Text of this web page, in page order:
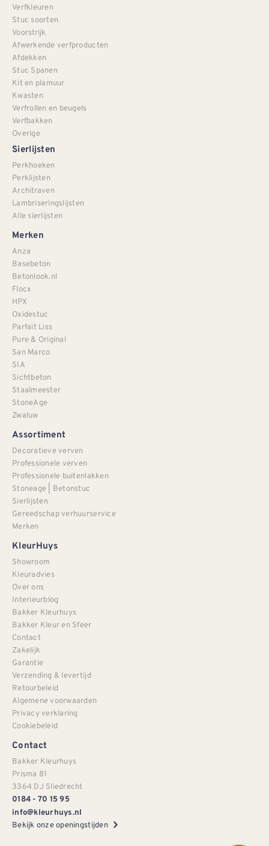
Verfkleuren
Stuc soorten
Voorstrijk
Afwerkende verfproducten
Afdekken
Stuc Spanen
Kit en plamuur
Kwasten
Verfrollen en beugels
Verfbakken
Overige
Sierlijsten
Perkhoeken
Perklijsten
Architraven
Lambriseringslijsten
Alle sierlijsten
Merken
Anza
Basebeton
Betonlook.nl
Flocx
HPX
Oxidestuc
Parfait Liss
Pure & Original
San Marco
SIA
Sichtbeton
Staalmeester
StoneAge
Zwaluw
Assortiment
Decoratieve verven
Professionele verven
Professionele buitenlakken
Stoneage | Betonstuc
Sierlijsten
Gereedschap verhuurservice
Merken
KleurHuys
Showroom
Kleuradvies
Over ons
Interieurblog
Bakker Kleurhuys
Bakker Kleur en Sfeer
Contact
Zakelijk
Garantie
Verzending & levertijd
Retourbeleid
Algemene voorwaarden
Privacy verklaring
Cookiebeleid
Contact
Bakker Kleurhuys
Prisma 81
3364 DJ Sliedrecht
0184 - 70 15 95
info@kleurhuys.nl
Bekijk onze openingstijden